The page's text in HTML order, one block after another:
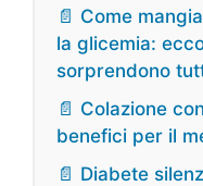
📄 Come
la glicemia:
sorprendono
📄 Colazione
benefici per il
📄 Diabete